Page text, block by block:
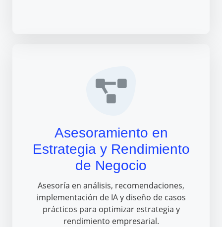
Asesoramiento en
Estrategia y Rendimiento
de Negocio
Asesoría en análisis, recomendaciones,
implementación de IA y diseño de casos
prácticos para optimizar estrategia y
rendimiento empresarial.